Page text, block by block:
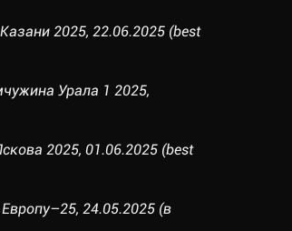
2025, 22.06.2025 (best
Урала 1 2025,
2025, 01.06.2025 (best
Европу–25, 24.05.2025 (в